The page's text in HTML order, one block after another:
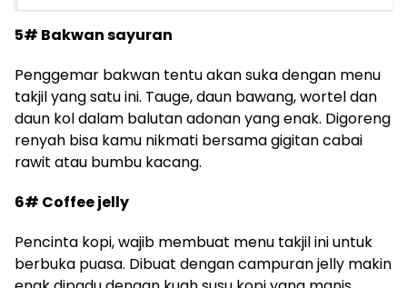
5# Bakwan sayuran
Penggemar bakwan tentu akan suka dengan menu
takjil yang satu ini. Tauge, daun bawang, wortel dan
daun kol dalam balutan adonan yang enak. Digoreng
renyah bisa kamu nikmati bersama gigitan cabai
rawit atau bumbu kacang.
6# Coffee jelly
Pencinta kopi, wajib membuat menu takjil ini untuk
berbuka puasa. Dibuat dengan campuran jelly makin